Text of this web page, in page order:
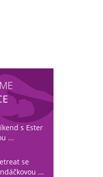
s Ester
...
se
...